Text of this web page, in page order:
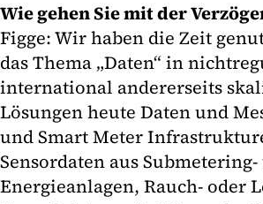
Wie gehen Sie mit der
Figge: Wir haben die Zeit
das Thema „Daten“ in
international andererseits
Lösungen heute Daten und
und Smart Meter
Sensordaten aus
Energieanlagen, Rauch- oder